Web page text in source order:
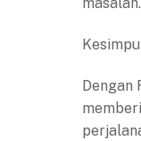
Dengan